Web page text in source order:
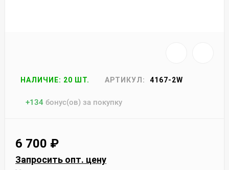
НАЛИЧИЕ: 20 ШТ. АРТИКУЛ: 4167-2W
+134 бонус(ов) за покупку
6 700 ₽
Запросить опт. цену